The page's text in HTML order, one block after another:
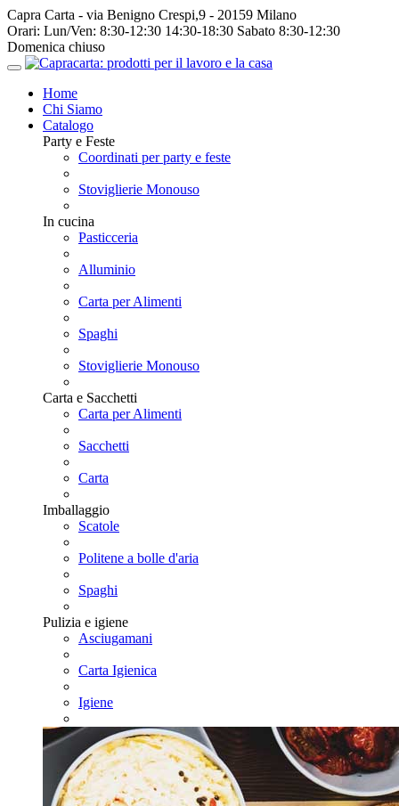
Capra Carta - via Benigno Crespi,9 - 20159 Milano
Orari: Lun/Ven: 8:30-12:30 14:30-18:30 Sabato 8:30-12:30
Domenica chiuso
Home
Chi Siamo
Catalogo
Party e Feste
Coordinati per party e feste
Stoviglierie Monouso
In cucina
Pasticceria
Alluminio
Carta per Alimenti
Spaghi
Stoviglierie Monouso
Carta e Sacchetti
Carta per Alimenti
Sacchetti
Carta
Imballaggio
Scatole
Politene a bolle d'aria
Spaghi
Pulizia e igiene
Asciugamani
Carta Igienica
Igiene